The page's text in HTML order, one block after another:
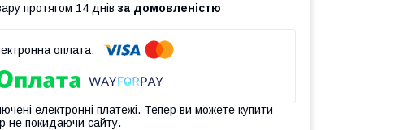
протягом 14 днів за домовленістю
електронні платежі. Тепер ви можете купити
не покидаючи сайту.